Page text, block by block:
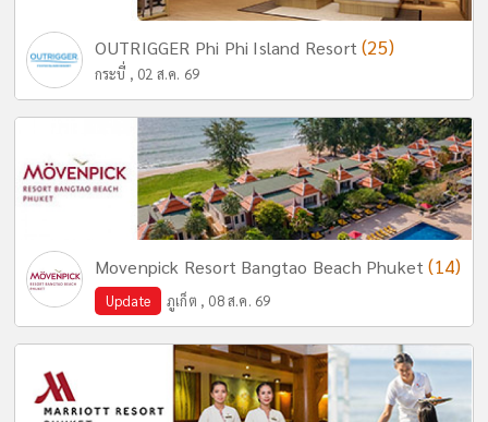
OUTRIGGER Phi Phi Island Resort(25)
กระบี่ , 02 ส.ค. 69
Movenpick Resort Bangtao Beach Phuket(14)
Update ภูเก็ต , 08 ส.ค. 69